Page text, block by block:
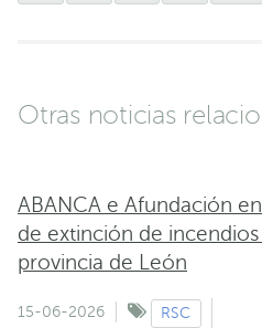
Otras noticias
ABANCA e Afundación
de extinción de
provincia de León
15-06-2026 RSC